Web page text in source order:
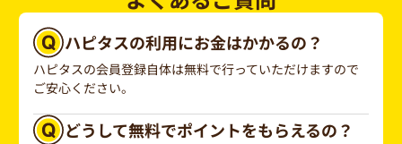
ハピタスの利用にお金はかかるの？
ハピタスの会員登録自体は無料で行っていただけますので
ご安心ください。
どうして無料でポイントをもらえるの？